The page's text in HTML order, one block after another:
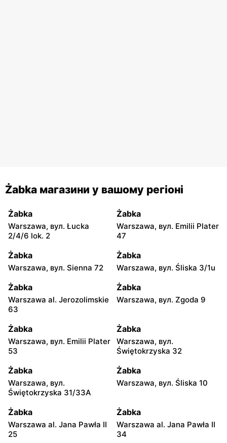
Żabka магазини у вашому регіоні
Żabka
Warszawa, вул. Łucka
2/4/6 lok. 2
Żabka
Warszawa, вул. Emilii Plater
47
Żabka
Warszawa, вул. Sienna 72
Żabka
Warszawa, вул. Śliska 3/1u
Żabka
Warszawa al. Jerozolimskie
63
Żabka
Warszawa, вул. Zgoda 9
Żabka
Warszawa, вул. Emilii Plater
53
Żabka
Warszawa, вул.
Świętokrzyska 32
Żabka
Warszawa, вул.
Świętokrzyska 31/33A
Żabka
Warszawa, вул. Śliska 10
Żabka
Warszawa al. Jana Pawła II
25
Żabka
Warszawa al. Jana Pawła II
34